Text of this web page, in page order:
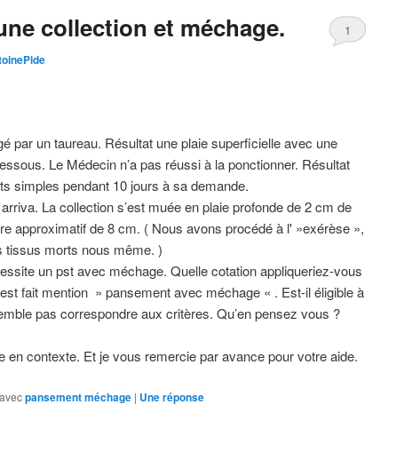
collection et méchage. 1
par un taureau. Résultat une plaie superficielle avec une
Le Médecin n’a pas réussi à la ponctionner. Résultat
simples pendant 10 jours à sa demande.
La collection s’est muée en plaie profonde de 2 cm de
approximatif de 8 cm. ( Nous avons procédé à l' »exérèse »,
tissus morts nous même. )
un pst avec méchage. Quelle cotation appliqueriez-vous
fait mention » pansement avec méchage « . Est-il éligible à
pas correspondre aux critères. Qu’en pensez vous ?
en contexte. Et je vous remercie par avance pour votre aide.
pansement méchage | Uneréponse